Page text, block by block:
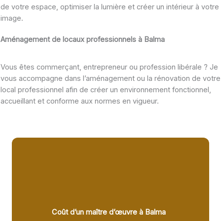
de votre espace, optimiser la lumière et créer un intérieur à votre
image.
Aménagement de locaux professionnels à Balma
Vous êtes commerçant, entrepreneur ou profession libérale ? Je
vous accompagne dans l’aménagement ou la rénovation de votre
local professionnel afin de créer un environnement fonctionnel,
accueillant et conforme aux normes en vigueur.
Coût d’un maître d’œuvre à Balma